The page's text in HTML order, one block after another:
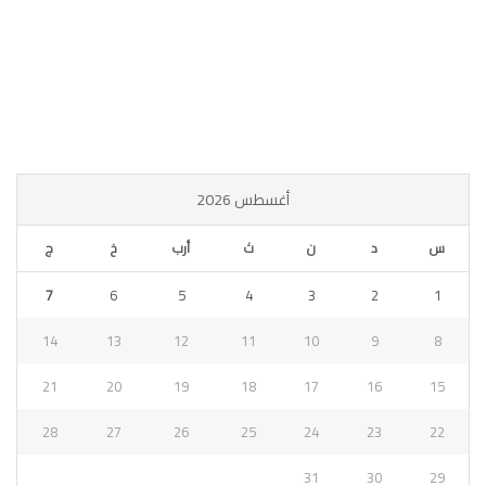
أغسطس 2026
س د ن ث أرب خ ج
1
2
3
4
5
6
7
8
9
10
11
12
13
14
15
16
17
18
19
20
21
22
23
24
25
26
27
28
29
30
31